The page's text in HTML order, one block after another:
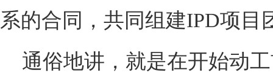
系的合同，共同组建IPD项目
通俗地讲，就是在开始动